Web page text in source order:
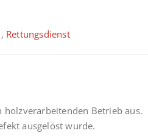
, Rettungsdienst
Betrieb aus.
ausgelöst wurde.